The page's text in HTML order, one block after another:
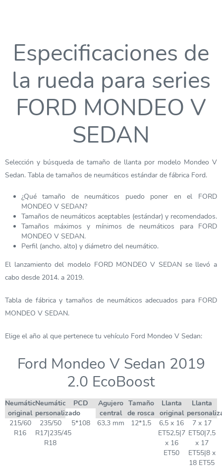
Especificaciones de
la rueda para series
FORD MONDEO V
SEDAN
Selección y búsqueda de tamaño de llanta por modelo Mondeo V
Sedan. Tabla de tamaños de neumáticos estándar de fábrica Ford.
¿Qué tamaño de neumáticos puedo poner en el FORD
MONDEO V SEDAN?
Tamaños de neumáticos aceptables (estándar) y recomendados.
Tamaños máximos y mínimos de neumáticos para FORD
MONDEO V SEDAN.
Perfil (ancho, alto) y diámetro del neumático.
El lanzamiento del modelo FORD MONDEO V SEDAN se llevó a
cabo desde 2014. a 2019.
Tabla de fábrica y tamaños de neumáticos adecuados para FORD
MONDEO V SEDAN.
Elige el año al que pertenece tu vehículo Ford Mondeo V Sedan:
Ford Mondeo V Sedan 2019
2.0 EcoBoost
Neumático
original
Neumático
personalizado
PCD
Agujero
central
Tamaño
de rosca
Llanta
original
Llanta
215/60
R16
235/50
R17|235/45
R18
5*108 63,3 mm 12*1,5
6,5 x 16
ET52,5|7
x 16
ET50
7 x 17
ET50|7,5
x 17
ET55|8 x
18 ET55